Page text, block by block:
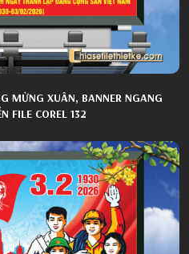
MỪNG XUÂN, BANNER NGANG
FILE COREL 132